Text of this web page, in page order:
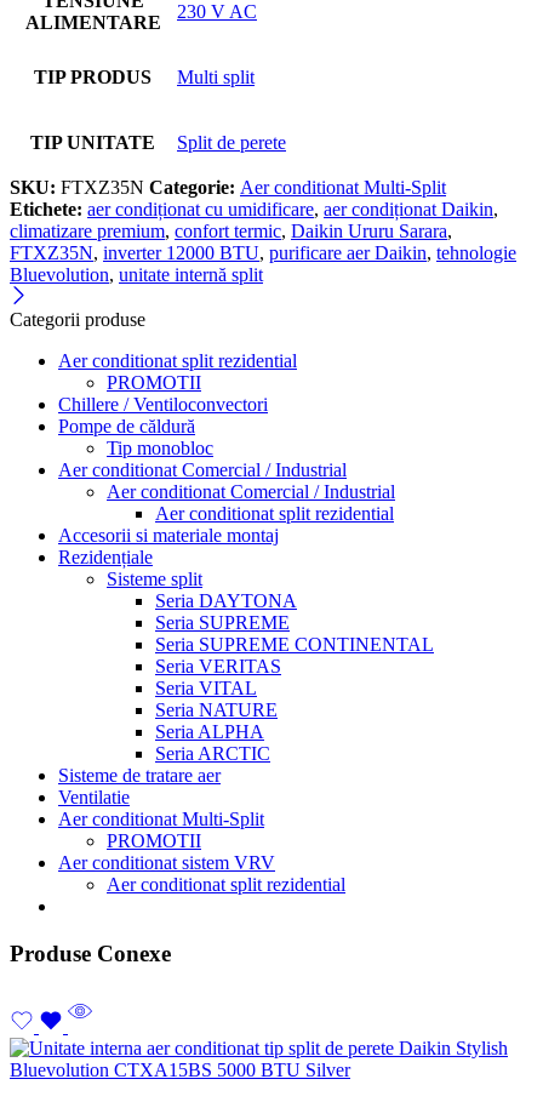
ALIMENTARE
230 V AC
TIP PRODUS Multi split
TIP UNITATE Split de perete
SKU: FTXZ35N Categorie: Aer conditionat Multi-Split
Etichete: aer condiționat cu umidificare, aer condiționat Daikin,
climatizare premium, confort termic, Daikin Ururu Sarara,
FTXZ35N, inverter 12000 BTU, purificare aer Daikin, tehnologie
Bluevolution, unitate internă split
Categorii produse
Aer conditionat split rezidential
PROMOTII
Chillere / Ventiloconvectori
Pompe de căldură
Tip monobloc
Aer conditionat Comercial / Industrial
Aer conditionat Comercial / Industrial
Aer conditionat split rezidential
Accesorii si materiale montaj
Rezidențiale
Sisteme split
Seria DAYTONA
Seria SUPREME
Seria SUPREME CONTINENTAL
Seria VERITAS
Seria VITAL
Seria NATURE
Seria ALPHA
Seria ARCTIC
Sisteme de tratare aer
Ventilatie
Aer conditionat Multi-Split
PROMOTII
Aer conditionat sistem VRV
Aer conditionat split rezidential
Produse Conexe